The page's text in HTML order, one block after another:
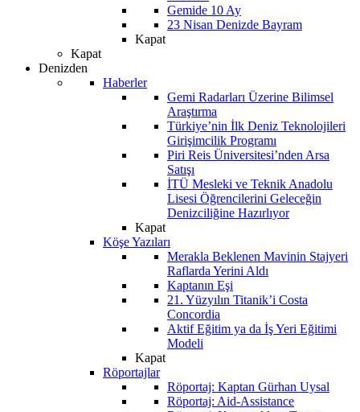
Gemide 10 Ay
23 Nisan Denizde Bayram
Kapat
Kapat
Denizden
Haberler
Gemi Radarları Üzerine Bilimsel
Araştırma
Türkiye’nin İlk Deniz Teknolojileri
Girişimcilik Programı
Piri Reis Üniversitesi’nden Arsa
Satışı
İTÜ Mesleki ve Teknik Anadolu
Lisesi Öğrencilerini Geleceğin
Denizciliğine Hazırlıyor
Kapat
Köşe Yazıları
Merakla Beklenen Mavinin Stajyeri
Raflarda Yerini Aldı
Kaptanın Eşi
21. Yüzyılın Titanik’i Costa
Concordia
Aktif Eğitim ya da İş Yeri Eğitimi
Modeli
Kapat
Röportajlar
Röportaj: Kaptan Gürhan Uysal
Röportaj: Aid-Assistance